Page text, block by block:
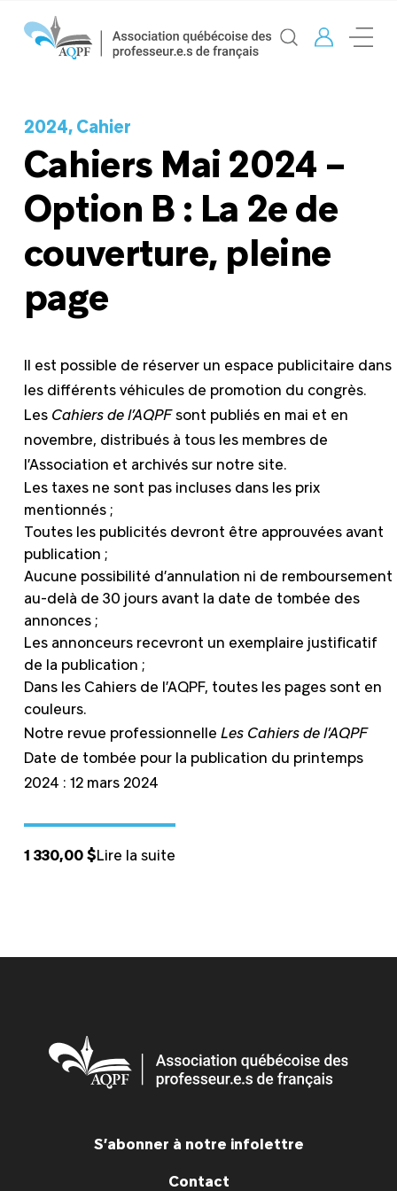
2024, Cahier
Cahiers Mai 2024 –
Option B : La 2e de
couverture, pleine
page
Il est possible de réserver un espace publicitaire dans
les différents véhicules de promotion du congrès.
Les Cahiers de l’AQPF sont publiés en mai et en
novembre, distribués à tous les membres de
l’Association et archivés sur notre site.
Les taxes ne sont pas incluses dans les prix
mentionnés ;
Toutes les publicités devront être approuvées avant
publication ;
Aucune possibilité d’annulation ni de remboursement
au-delà de 30 jours avant la date de tombée des
annonces ;
Les annonceurs recevront un exemplaire justificatif
de la publication ;
Dans les Cahiers de l’AQPF, toutes les pages sont en
couleurs.
Notre revue professionnelle Les Cahiers de l’AQPF
Date de tombée pour la publication du printemps
2024 : 12 mars 2024
1 330,00 $Lire la suite
S’abonner à notre infolettre
Contact